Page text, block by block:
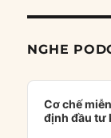
NGHE
Audio
Player
Cơ chế
định đầu tư